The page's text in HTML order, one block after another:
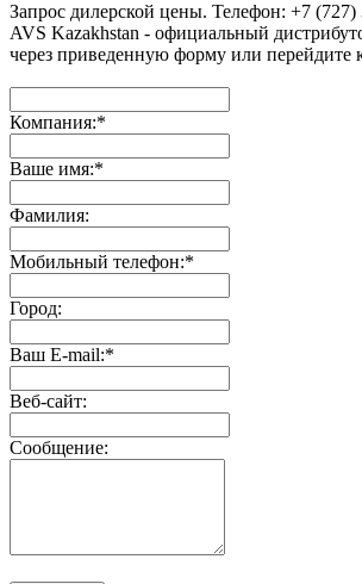
Запрос дилерской цены. Телефон: +7 (727)
AVS Kazakhstan - официальный
через приведенную форму или перейдите
Компания:*
Ваше имя:*
Фамилия:
Мобильный телефон:*
Город:
Ваш E-mail:*
Веб-сайт:
Сообщение: